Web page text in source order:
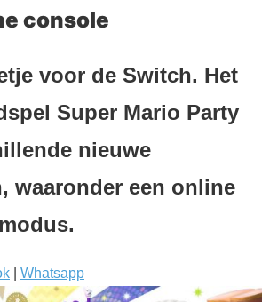
console
voor de Switch. Het
Super Mario Party
nieuwe
waaronder een online
Whatsapp